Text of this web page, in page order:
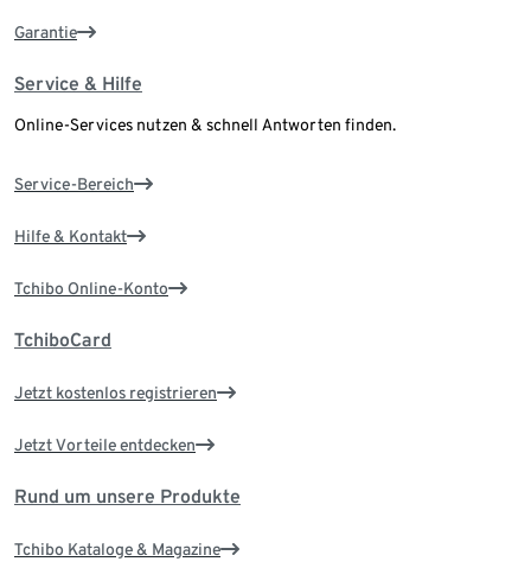
Garantie
Service & Hilfe
Online-Services nutzen & schnell Antworten finden.
Service-Bereich
Hilfe & Kontakt
Tchibo Online-Konto
TchiboCard
Jetzt kostenlos registrieren
Jetzt Vorteile entdecken
Rund um unsere Produkte
Tchibo Kataloge & Magazine